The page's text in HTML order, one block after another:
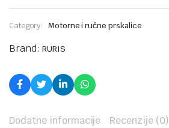
Category: Motorne i ručne prskalice
Brand: RURIS
Dodatne informacije Recenzije (0)